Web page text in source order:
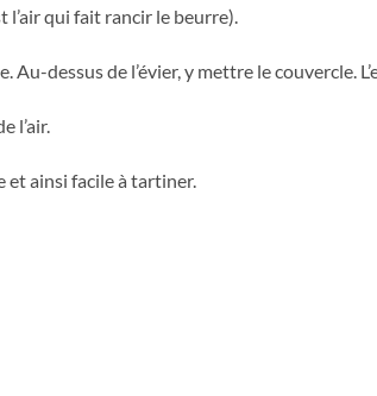
l’air qui fait rancir le beurre).
dessus de l’évier, y mettre le couvercle.
l’air.
ainsi facile à tartiner.